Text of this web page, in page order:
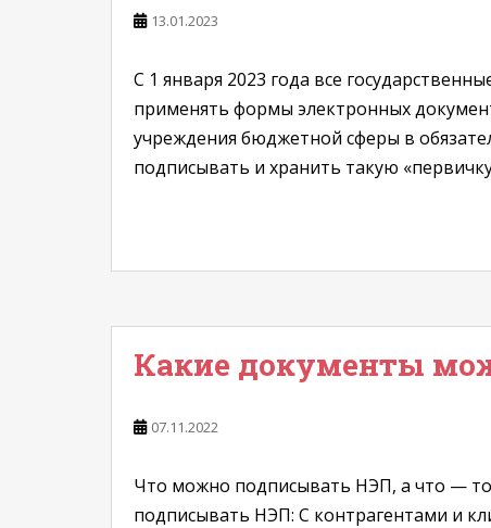
13.01.2023
С 1 января 2023 года все
применять формы электронных
учреждения бюджетной сферы в
подписывать и хранить такую
Какие документы
07.11.2022
Что можно подписывать НЭП, а что —
подписывать НЭП: С контрагентами и